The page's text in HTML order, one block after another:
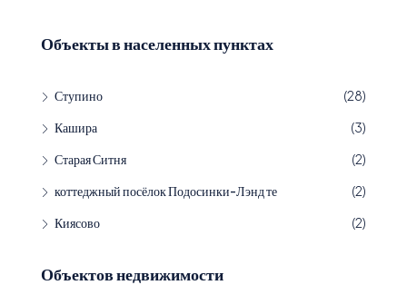
Объекты в населенных пунктах
Ступино
(28)
Кашира
(3)
Старая Ситня
(2)
коттеджный посёлок Подосинки-Лэнд те
(2)
Киясово
(2)
Объектов недвижимости